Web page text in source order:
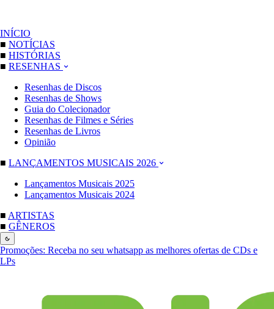
INÍCIO
■ NOTÍCIAS
■ HISTÓRIAS
■ RESENHAS
Resenhas de Discos
Resenhas de Shows
Guia do Colecionador
Resenhas de Filmes e Séries
Resenhas de Livros
Opinião
■ LANÇAMENTOS MUSICAIS 2026
Lançamentos Musicais 2025
Lançamentos Musicais 2024
■ ARTISTAS
■ GÊNEROS
Promoções: Receba no seu whatsapp as melhores ofertas de CDs e
LPs